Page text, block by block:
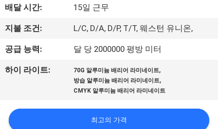
공
장
여
행
질
배달 시간: 15일 근무
지불 조건: L/C, D/A, D/P, T/T, 웨스턴 유니온,
공급 능력: 달 당 2000000 평방 미터
하이 라이트: 70G 알루미늄 배리어 라미네이트,
방습 알루미늄 배리어 라미네이트,
CMYK 알루미늄 배리어 라미네이트
최고의 가격